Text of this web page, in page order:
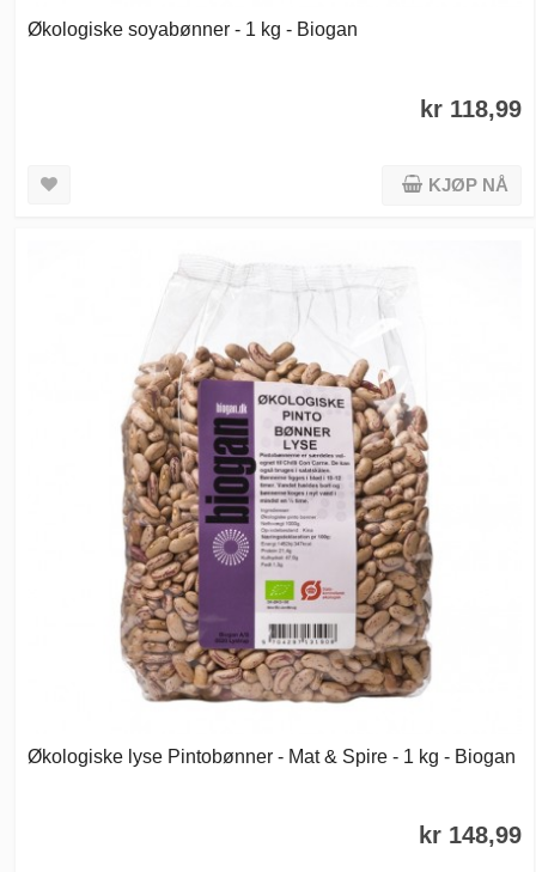
Økologiske soyabønner - 1 kg - Biogan
kr 118,99
KJØP NÅ
Økologiske lyse Pintobønner - Mat & Spire - 1 kg - Biogan
kr 148,99